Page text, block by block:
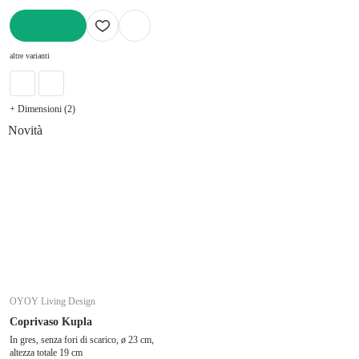
altre varianti
+ Dimensioni (2)
Novità
OYOY Living Design
Coprivaso Kupla
In gres, senza fori di scarico, ø 23 cm,
altezza totale 19 cm